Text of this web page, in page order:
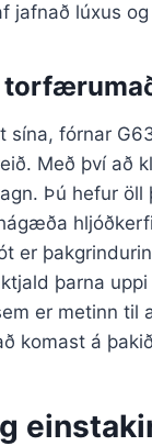
jafnað lúxus og
fórnar
Með því að
Þú hefur
er
þarna
er metinn til
komast á